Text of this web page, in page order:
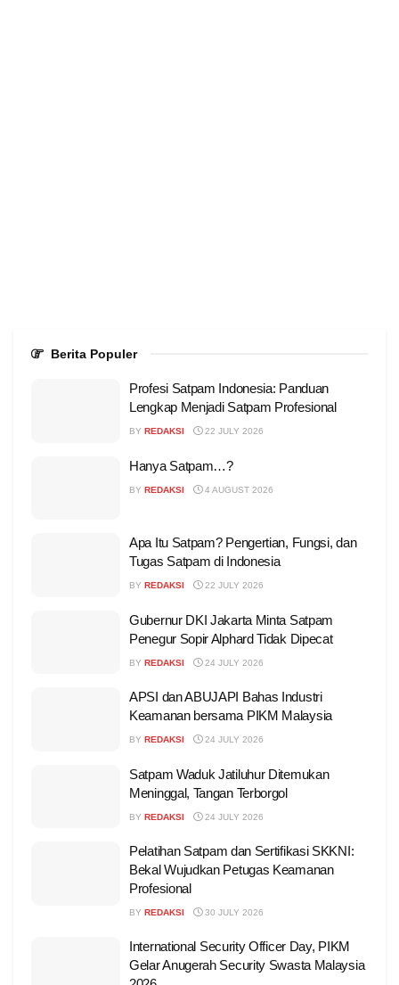
Berita Populer
Profesi Satpam Indonesia: Panduan
Lengkap Menjadi Satpam Profesional
BY REDAKSI 22 JULY 2026
Hanya Satpam…?
BY REDAKSI 4 AUGUST 2026
Apa Itu Satpam? Pengertian, Fungsi, dan
Tugas Satpam di Indonesia
BY REDAKSI 22 JULY 2026
Gubernur DKI Jakarta Minta Satpam
Penegur Sopir Alphard Tidak Dipecat
BY REDAKSI 24 JULY 2026
APSI dan ABUJAPI Bahas Industri
Keamanan bersama PIKM Malaysia
BY REDAKSI 24 JULY 2026
Satpam Waduk Jatiluhur Ditemukan
Meninggal, Tangan Terborgol
BY REDAKSI 24 JULY 2026
Pelatihan Satpam dan Sertifikasi SKKNI:
Bekal Wujudkan Petugas Keamanan
Profesional
BY REDAKSI 30 JULY 2026
International Security Officer Day, PIKM
Gelar Anugerah Security Swasta Malaysia